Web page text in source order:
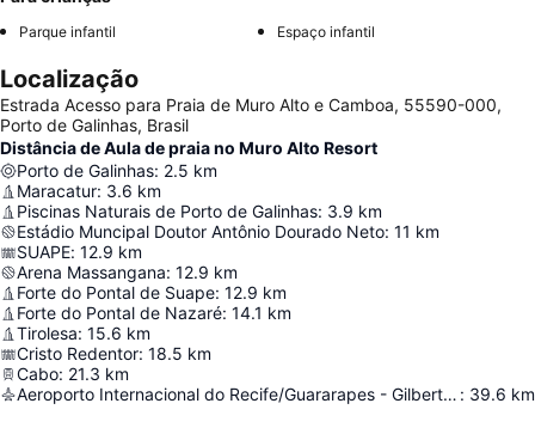
Parque infantil Espaço infantil
Localização
Estrada Acesso para Praia de Muro Alto e Camboa, 55590-000,
Porto de Galinhas, Brasil
Distância de Aula de praia no Muro Alto Resort
Porto de Galinhas: 2.5 km
Maracatur: 3.6 km
Piscinas Naturais de Porto de Galinhas: 3.9 km
Estádio Muncipal Doutor Antônio Dourado Neto: 11 km
SUAPE: 12.9 km
Arena Massangana: 12.9 km
Forte do Pontal de Suape: 12.9 km
Forte do Pontal de Nazaré: 14.1 km
Tirolesa: 15.6 km
Cristo Redentor: 18.5 km
Cabo: 21.3 km
Aeroporto Internacional do Recife/Guararapes - Gilberto Freyre : 39.6 km